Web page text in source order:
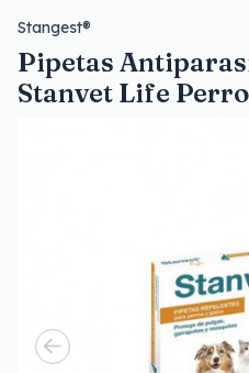
Stangest®
Pipetas
Stanvet Life